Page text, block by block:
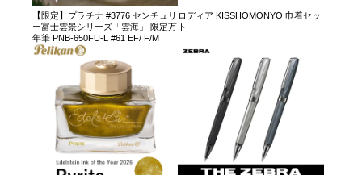
【限定】プラチナ #3776 センチュリ
ー富士雲景シリーズ「雲海」 限定万
年筆 PNB-650FU-L #61 EF/ F/M
ロディア KISSHOMONYO 巾着セッ
ト